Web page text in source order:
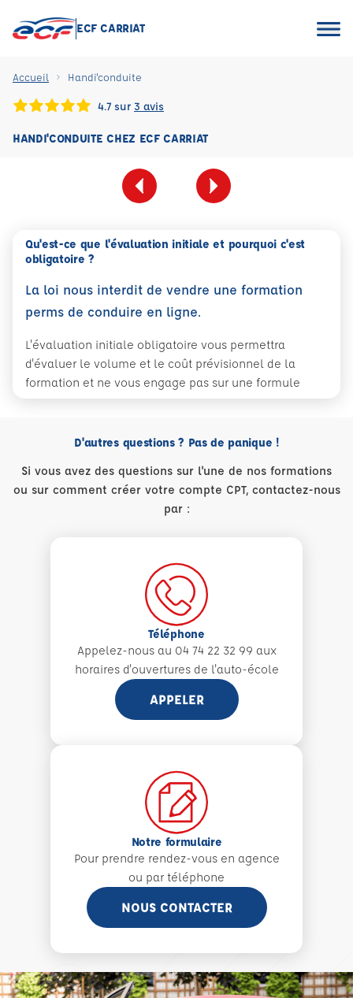
ECF CARRIAT
Accueil Handi'conduite
4.7 sur 3 avis
HANDI'CONDUITE CHEZ ECF CARRIAT
Qu'est-ce que l'évaluation initiale et pourquoi c'est
obligatoire ?
La loi nous interdit de vendre une formation
perms de conduire en ligne.
L'évaluation initiale obligatoire vous permettra
d'évaluer le volume et le coût prévisionnel de la
formation et ne vous engage pas sur une formule
D'autres questions ? Pas de panique !
Si vous avez des questions sur l'une de nos formations
ou sur comment créer votre compte CPT, contactez-nous
par :
Téléphone
Appelez-nous au 04 74 22 32 99 aux
horaires d'ouvertures de l'auto-école
APPELER
Notre formulaire
Pour prendre rendez-vous en agence
ou par téléphone
NOUS CONTACTER